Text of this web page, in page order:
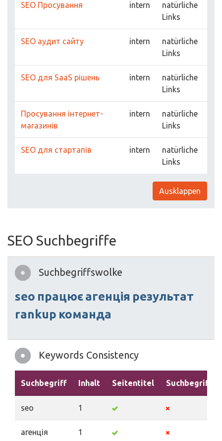
SEO Просування intern
natürliche
Links
SEO аудит сайту intern
natürliche
Links
SEO для SaaS рішень intern
natürliche
Links
Просування інтернет-
магазинів
intern
natürliche
Links
SEO для стартапів intern
natürliche
Links
Ausklappen
SEO Suchbegriffe
Suchbegriffswolke
seo працюєагенція результат
rankup команда
Keywords Consistency
Suchbegriff Inhalt Seitentitel Suchbegriffe
seo 1
агенція 1